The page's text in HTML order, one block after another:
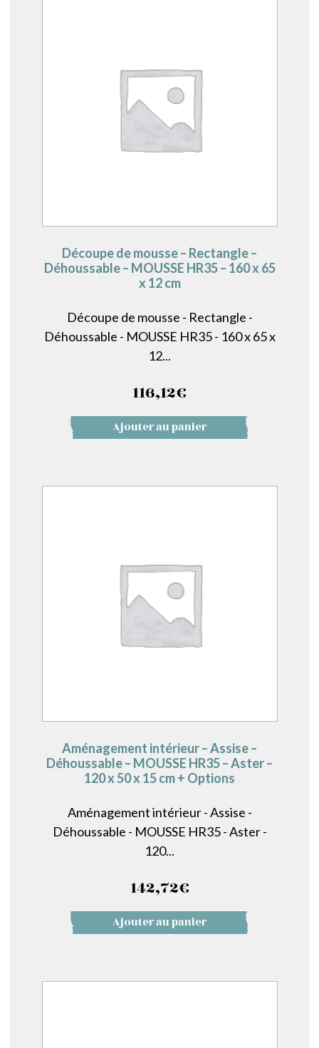
Découpe de mousse – Rectangle –
Déhoussable – MOUSSE HR35 – 160 x 65
x 12 cm
Découpe de mousse - Rectangle -
Déhoussable - MOUSSE HR35 - 160 x 65 x
12...
116,12€
Ajouter au panier
Aménagement intérieur – Assise –
Déhoussable – MOUSSE HR35 – Aster –
120 x 50 x 15 cm + Options
Aménagement intérieur - Assise -
Déhoussable - MOUSSE HR35 - Aster -
120...
142,72€
Ajouter au panier